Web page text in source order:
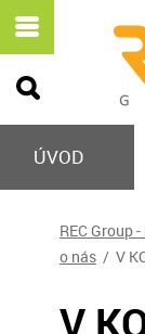
ÚVOD
REC Group
o nás / V
V